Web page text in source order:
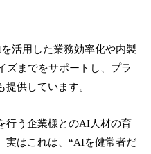
活用した業務効率化や内製
ズまでをサポートし、プラ
供しています。
行う企業様とのAI人材の育
実はこれは、“AIを健常者だ